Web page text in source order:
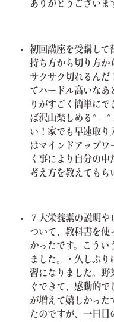
ありがとうございま
初回講座を受講して
持ち方から切り方か
サクサク切れるんだ
てハードル高いなあ
りがすごく簡単に
ば沢山楽しめる^ –
い！家でも早速取り
はマインドアップワ
く事により自分の
考え方を教えてもら
７大栄養素の説明
ついて、教科書を使
かったです。こうい
ました。
・久しぶ
習になりました。野
ぐできて、感動的
が増えて嬉しかった
たのですが、一日